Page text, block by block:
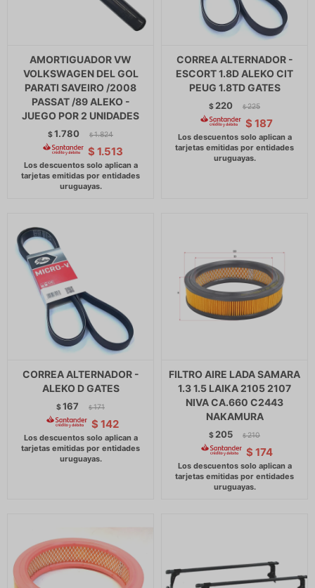
AMORTIGUADOR VW
VOLKSWAGEN DEL GOL
PARATI SAVEIRO /2008
PASSAT /89 ALEKO -
JUEGO POR 2 UNIDADES
$1.780 $ 1.824
$ 1.513
CORREA ALTERNADOR -
ESCORT 1.8D ALEKO CIT
PEUG 1.8TD GATES
$ 220 $ 225
$ 187
CORREA ALTERNADOR -
ALEKO D GATES
$167 $ 171
$ 142
FILTRO AIRE LADA SAMARA
1.3 1.5 LAIKA 2105 2107
NIVA CA.660 C2443
NAKAMURA
$ 205 $ 210
$ 174